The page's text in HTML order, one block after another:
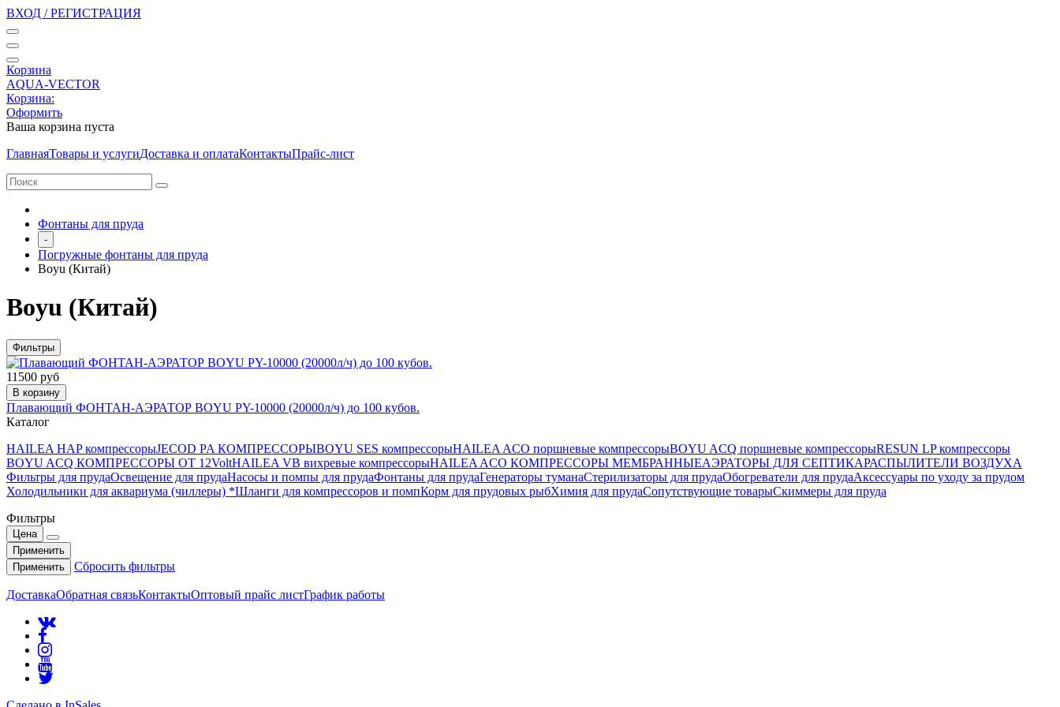
ВХОД / РЕГИСТРАЦИЯ
Корзина
AQUA-VECTOR
Корзина:
Оформить
Ваша корзина пуста
ГлавнаяТовары и услугиДоставка и оплатаКонтактыПрайс-лист
Фонтаны для пруда
-
Погружные фонтаны для пруда
Boyu (Китай)
Boyu (Китай)
Фильтры
11500 руб
В корзину
Плавающий ФОНТАН-АЭРАТОР BOYU PY-10000 (20000л/ч) до 100 кубов.
Каталог
HAILEA HAP компрессорыJECOD PA КОМПРЕССОРЫBOYU SES компрессорыHAILEA ACO поршневые компрессорыBOYU ACQ поршневые компрессорыRESUN LP компрессоры
BOYU ACQ КОМПРЕССОРЫ ОТ 12VoltHAILEA VB вихревые компрессорыHAILEA ACO КОМПРЕССОРЫ МЕМБРАННЫЕАЭРАТОРЫ ДЛЯ СЕПТИКАРАСПЫЛИТЕЛИ ВОЗДУХА
Фильтры для прудаОсвещение для прудаНасосы и помпы для прудаФонтаны для прудаГенераторы туманаСтерилизаторы для прудаОбогреватели для прудаАксессуары по уходу за прудом
Холодильники для аквариума (чиллеры) *Шланги для компрессоров и помпКорм для прудовых рыбХимия для прудаСопутствующие товарыСкиммеры для пруда
Фильтры
Цена
Применить
Применить
Сбросить фильтры
ДоставкаОбратная связьКонтактыОптовый прайс листГрафик работы